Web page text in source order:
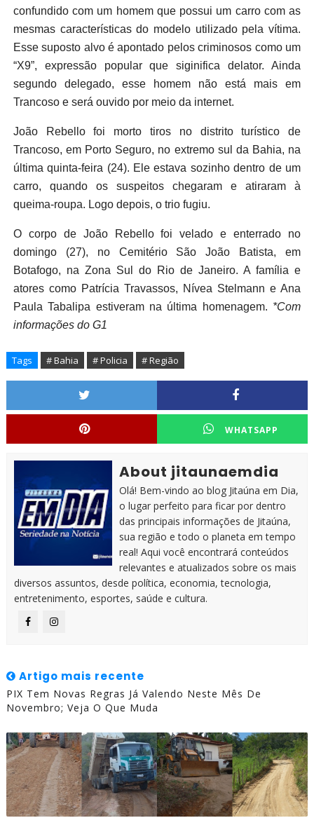
confundido com um homem que possui um carro com as
mesmas características do modelo utilizado pela vítima.
Esse suposto alvo é apontado pelos criminosos como um
“X9”, expressão popular que siginifica delator. Ainda
segundo delegado, esse homem não está mais em
Trancoso e será ouvido por meio da internet.
João Rebello foi morto tiros no distrito turístico de
Trancoso, em Porto Seguro, no extremo sul da Bahia, na
última quinta-feira (24). Ele estava sozinho dentro de um
carro, quando os suspeitos chegaram e atiraram à
queima-roupa. Logo depois, o trio fugiu.
O corpo de João Rebello foi velado e enterrado no
domingo (27), no Cemitério São João Batista, em
Botafogo, na Zona Sul do Rio de Janeiro. A família e
atores como Patrícia Travassos, Nívea Stelmann e Ana
Paula Tabalipa estiveram na última homenagem. *Com
informações do G1
Tags # Bahia # Policia # Região
WHATSAPP
About jitaunaemdia
Olá! Bem-vindo ao blog Jitaúna em Dia,
o lugar perfeito para ficar por dentro
das principais informações de Jitaúna,
sua região e todo o planeta em tempo
real! Aqui você encontrará conteúdos
relevantes e atualizados sobre os mais
diversos assuntos, desde política, economia, tecnologia,
entretenimento, esportes, saúde e cultura.
Artigo mais recente
PIX Tem Novas Regras Já Valendo Neste Mês De
Novembro; Veja O Que Muda